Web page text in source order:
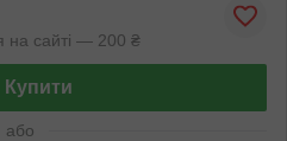
на сайті — 200 ₴
Купити
або